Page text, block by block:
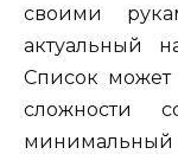
своими
актуальный
Список может
сложности
минимальный